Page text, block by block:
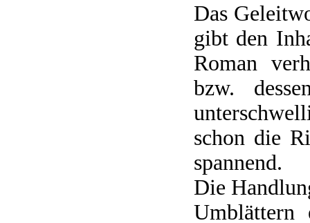
Das
gibt den
Roman
bzw.
schon die
spannend.
Die
Umblättern